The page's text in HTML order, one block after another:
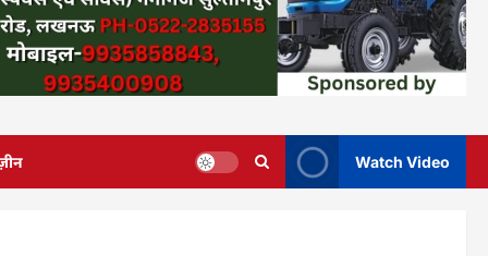
Watch Video